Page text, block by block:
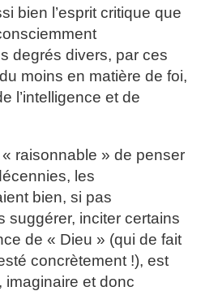
bien l’esprit critique que
degrés divers, par ces
moins en matière de foi,
l’intelligence et de
raisonnable » de penser
les
bien, si pas
suggérer, inciter certains
de « Dieu » (qui de fait
concrètement !), est
et donc